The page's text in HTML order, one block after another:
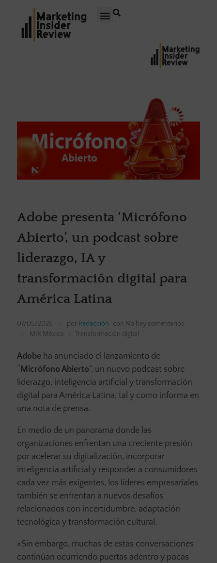
Adobe presenta ‘Micrófono
Abierto’, un podcast sobre
liderazgo, IA y
transformación digital para
América Latina
07/05/2026 por Redacción con No hay comentarios
MIR México
Transformación digital
Adobe ha anunciado el lanzamiento de
“Micrófono Abierto”, un nuevo podcast sobre
liderazgo, inteligencia artificial y transformación
digital para América Latina, tal y como informa en
una nota de prensa.
En medio de un panorama donde las
organizaciones enfrentan una creciente presión
por acelerar su digitalización, incorporar
inteligencia artificial y responder a consumidores
cada vez más exigentes, los líderes empresariales
también se enfrentan a nuevos desafíos
relacionados con incertidumbre, adaptación
tecnológica y transformación cultural.
«Sin embargo, muchas de estas conversaciones
continúan ocurriendo puertas adentro y pocas